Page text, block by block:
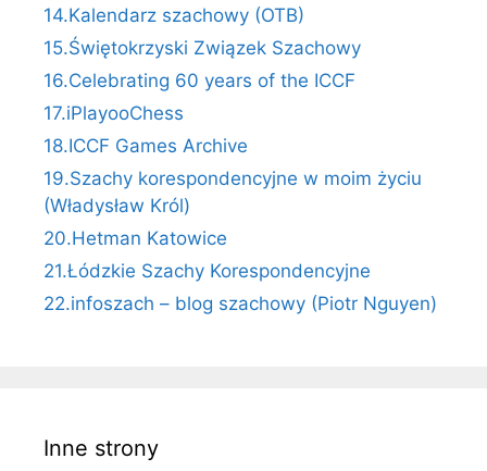
14.Kalendarz szachowy (OTB)
15.Świętokrzyski Związek Szachowy
16.Celebrating 60 years of the ICCF
17.iPlayooChess
18.ICCF Games Archive
19.Szachy korespondencyjne w moim życiu
(Władysław Król)
20.Hetman Katowice
21.Łódzkie Szachy Korespondencyjne
22.infoszach – blog szachowy (Piotr Nguyen)
Inne strony